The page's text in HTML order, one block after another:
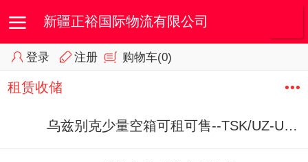
新疆正裕国际物流有限公司
首页 我的订单 会员专区
登录 注册 购物车(0)
租赁收储
乌兹别克少量空箱可租可售--TSK/UZ-URC/CN租箱